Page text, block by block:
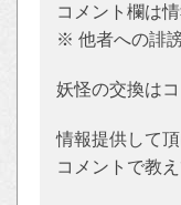
コメント欄は
※ 他者への誹
妖怪の交換は
情報提供して
コメントで教